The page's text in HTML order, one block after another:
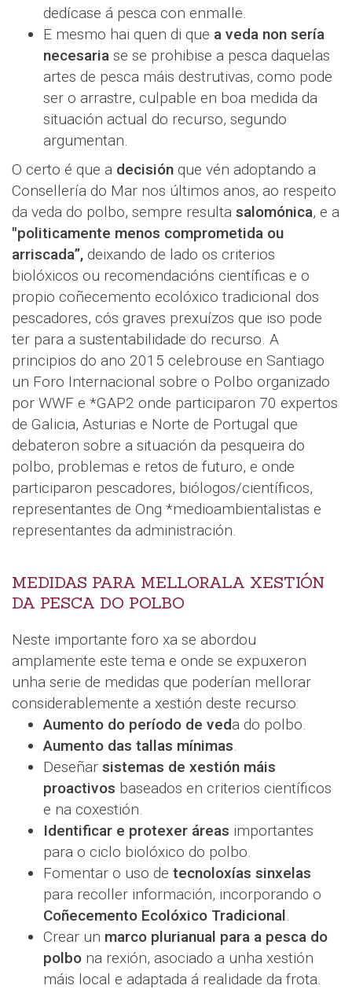
dedícase á pesca con enmalle.
E mesmo hai quen di que a veda non sería
necesaria se se prohibise a pesca daquelas
artes de pesca máis destrutivas, como pode
ser o arrastre, culpable en boa medida da
situación actual do recurso, segundo
argumentan.
O certo é que a decisión que vén adoptando a
Consellería do Mar nos últimos anos, ao respeito
da veda do polbo, sempre resulta salomónica, e a
"politicamente menos comprometida ou
arriscada”, deixando de lado os criterios
biolóxicos ou recomendacións científicas e o
propio coñecemento ecolóxico tradicional dos
pescadores, cós graves prexuízos que iso pode
ter para a sustentabilidade do recurso. A
principios do ano 2015 celebrouse en Santiago
un Foro Internacional sobre o Polbo organizado
por WWF e *GAP2 onde participaron 70 expertos
de Galicia, Asturias e Norte de Portugal que
debateron sobre a situación da pesqueira do
polbo, problemas e retos de futuro, e onde
participaron pescadores, biólogos/científicos,
representantes de Ong *medioambientalistas e
representantes da administración.
MEDIDAS PARA MELLORALA XESTIÓN
DA PESCA DO POLBO
Neste importante foro xa se abordou
amplamente este tema e onde se expuxeron
unha serie de medidas que poderían mellorar
considerablemente a xestión deste recurso:
Aumento do período de veda do polbo.
Aumento das tallas mínimas.
Deseñar sistemas de xestión máis
proactivos baseados en criterios científicos
e na coxestión.
Identificar e protexer áreas importantes
para o ciclo biolóxico do polbo.
Fomentar o uso de tecnoloxías sinxelas
para recoller información, incorporando o
Coñecemento Ecolóxico Tradicional.
Crear un marco plurianual para a pesca do
polbo na rexión, asociado a unha xestión
máis local e adaptada á realidade da frota.